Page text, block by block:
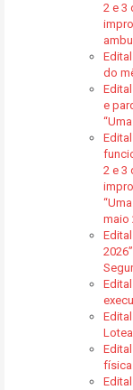
2 e 3
do
e
2 e 3
maio
física